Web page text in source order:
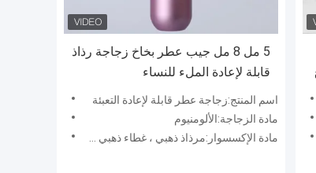
5 مل 8 مل جيب عطر بخاخ زجاجة رذاذ
قابلة لإعادة الملء للنساء
اسم المنتج:زجاجة عطر قابلة لإعادة التعبئة
مادة الزجاجة:الألومنيوم
مادة الإكسسوار:مرذاذ ذهبي ، غطاء ذهبي خاص